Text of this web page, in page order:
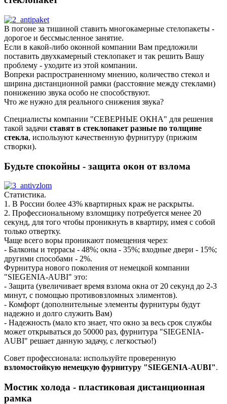
В погоне за тишиной ставить многокамерные стелопакеты -
дорогое и бессмысленное занятие.
Если в какой-либо оконной компании Вам предложили
поставить двухкамерный стеклопакет и так решить Вашу
проблему - уходите из этой компании.
Вопреки распространенному мнению, количество стекол и
ширина дистанционной рамки (расстояние между стеклами)
понижению звука особо не способствуют.
Что же нужно для реального снижения звука?
Специалисты компании "CЕВЕРНЫЕ ОКНА" для решения
такой задачи ставят в стеклопакет разные по толщине
стекла, используют качественную фурнитуру (прижим
створки).
Будьте спокойны - защита окон от взлома
Статистика.
1. В России более 43% квартирных краж не раскрыты.
2. Профессиональному взломщику потребуется менее 20
секунд, для того чтобы проникнуть в квартиру, имея с собой
только отвертку.
Чаще всего воры проникают помещения через:
- Балконы и террасы - 48%; окна - 35%; входные двери - 15%;
другими способами - 2%.
Фурнитура нового поколения от немецкой компании
"SIEGENIA-AUBI" это:
- Защита (увеличивает время взлома окна от 20 секунд до 2-3
минут, с помощью противовзломных элиментов).
- Комфорт (дополнительные элементы фурнитуры будут
надежно и долго служить Вам)
- Надежность (мало кто знает, что окно за весь срок службы
может открываться до 50000 раз, фурнитура "SIEGENIA-
AUBI" решает данную задачу, с легкостью!)
Совет профессионала: используйте проверенную
взломостойкую немецкую фурнитуру "SIEGENIA-AUBI".
Мостик холода - пластиковая дистанционная
рамка